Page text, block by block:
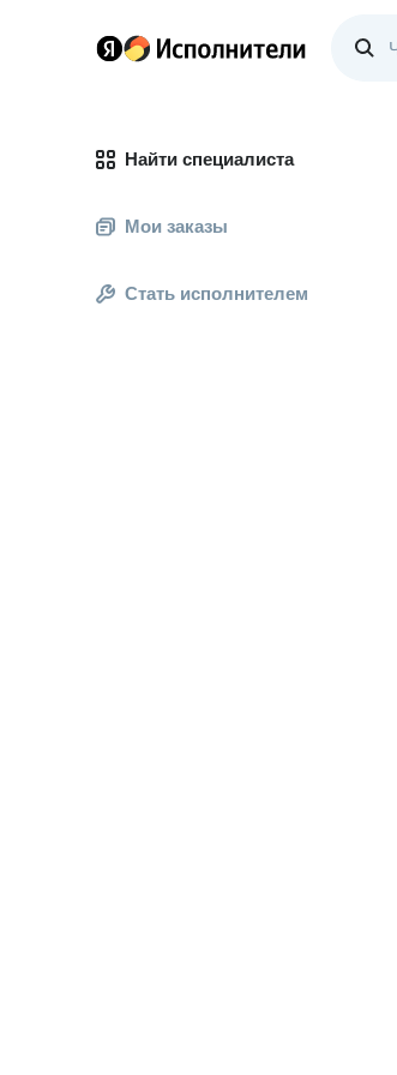
Найти специалиста
Мои заказы
Стать исполнителем